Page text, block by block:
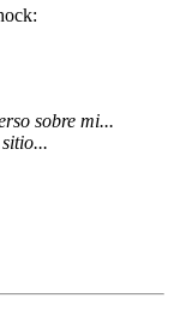
sobre mi...